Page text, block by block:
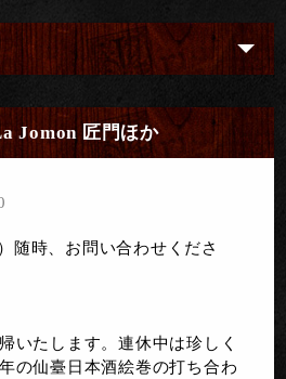
Jomon 匠門ほか
随時、お問い合わせくださ
いたします。連休中は珍しく
の仙臺日本酒絵巻の打ち合わ